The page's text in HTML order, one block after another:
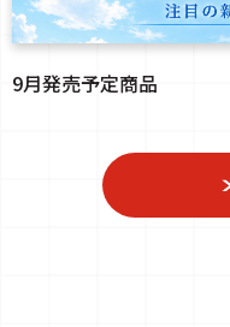
9月発売予定商品